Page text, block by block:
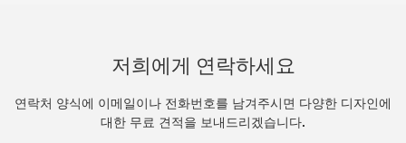
저희에게 연락하세요
연락처 양식에 이메일이나 전화번호를 남겨주시면 다양한 디자인에
대한 무료 견적을 보내드리겠습니다.